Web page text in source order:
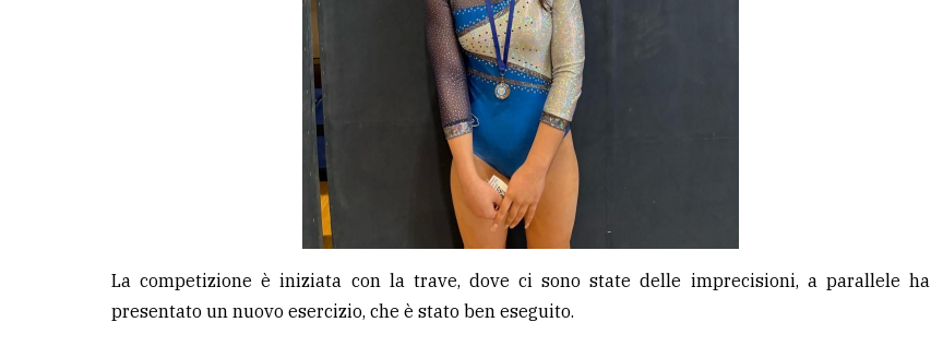
La competizione è iniziata con la trave, dove ci sono state delle imprecisioni, a parallele ha
presentato un nuovo esercizio, che è stato ben eseguito.